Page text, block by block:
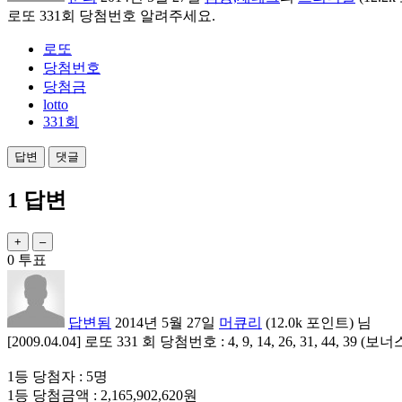
로또 331회 당첨번호 알려주세요.
로또
당첨번호
당첨금
lotto
331회
1 답변
0 투표
답변됨 2014년 5월 27일 머큐리 (12.0k 포인트) 님
[2009.04.04] 로또 331 회 당첨번호 : 4, 9, 14, 26, 31, 44, 39 (보너
1등 당첨자 : 5명
1등 당첨금액 : 2,165,902,620원